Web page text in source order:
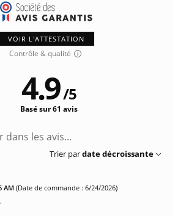
VOIR L'ATTESTATION
Contrôle & qualité
4.9/5
Basé sur 61 avis
Trier pardate décroissante
AM (Date de commande : 6/24/2026)